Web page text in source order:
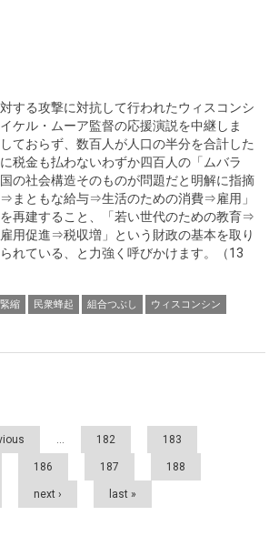
する攻撃に対抗して行われたウィスコンシ
ケル・ムーア監督の応援演説を中継しま
ておらず、数百人が人口の半分を合計した
税金も払わないわずか四百人の「ムバラ
の社会構造そのものが問題だと明解に指摘
⇒まともな給与⇒生活のための消費⇒雇用」
再建すること、「若い世代のための教育⇒
用促進⇒税収増」という財政の基本を取り
れている、と力強く呼びかけます。（13
縮 民衆蜂起 組合つぶし ウィスコンシン
… 182 183
186 187 188
next › last »